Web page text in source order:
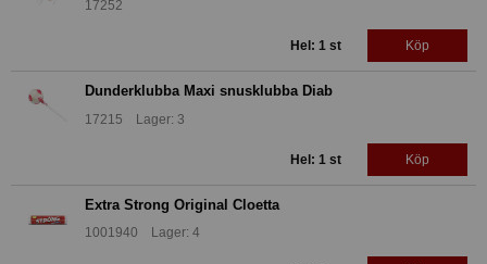
17252
Hel: 1 st Köp
Dunderklubba Maxi snusklubba Diab
17215 Lager: 3
Hel: 1 st Köp
Extra Strong Original Cloetta
1001940 Lager: 4